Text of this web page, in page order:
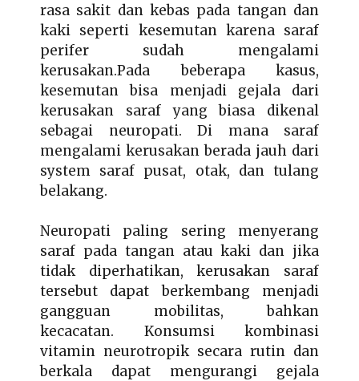
rasa sakit dan kebas pada tangan dan
kaki seperti kesemutan karena saraf
perifer sudah mengalami
kerusakan.Pada beberapa kasus,
kesemutan bisa menjadi gejala dari
kerusakan saraf yang biasa dikenal
sebagai neuropati. Di mana saraf
mengalami kerusakan berada jauh dari
system saraf pusat, otak, dan tulang
belakang.
Neuropati paling sering menyerang
saraf pada tangan atau kaki dan jika
tidak diperhatikan, kerusakan saraf
tersebut dapat berkembang menjadi
gangguan mobilitas, bahkan
kecacatan. Konsumsi kombinasi
vitamin neurotropik secara rutin dan
berkala dapat mengurangi gejala